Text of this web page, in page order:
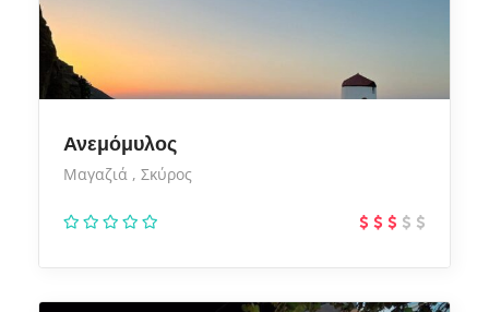
Ανεμόμυλος
Μαγαζιά Σκύρος